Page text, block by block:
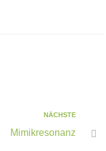
NÄCHSTE
Mimikresonanz